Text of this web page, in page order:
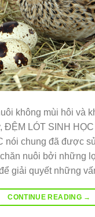
không mùi hôi và
ĐỆM LÓT SINH
nói chung đã được
nuôi bởi những
giải quyết những
CONTINUE READING →